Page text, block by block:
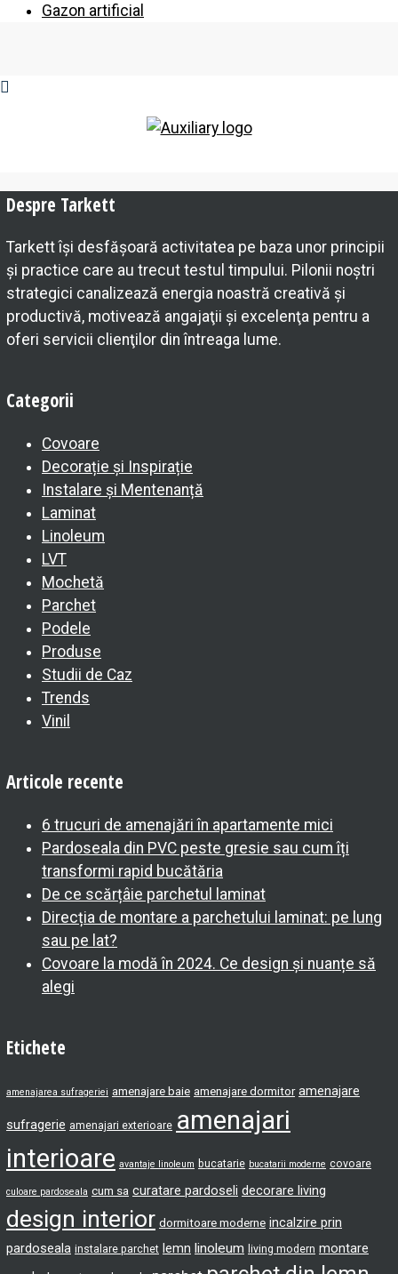
Gazon artificial
Despre Tarkett
Tarkett îşi desfăşoară activitatea pe baza unor principii
şi practice care au trecut testul timpului. Pilonii noştri
strategici canalizează energia noastră creativă şi
productivă, motivează angajaţii şi excelenţa pentru a
oferi servicii clienţilor din întreaga lume.
Categorii
Covoare
Decorație și Inspirație
Instalare și Mentenanță
Laminat
Linoleum
LVT
Mochetă
Parchet
Podele
Produse
Studii de Caz
Trends
Vinil
Articole recente
6 trucuri de amenajări în apartamente mici
Pardoseala din PVC peste gresie sau cum îți
transformi rapid bucătăria
De ce scărțâie parchetul laminat
Direcția de montare a parchetului laminat: pe lung
sau pe lat?
Covoare la modă în 2024. Ce design și nuanțe să
alegi
Etichete
amenajarea sufrageriei amenajare baie amenajare dormitor amenajare
sufragerie amenajari exterioare amenajari
interioare avantaje linoleum bucatarie bucatarii moderne covoare
culoare pardoseala cum sa curatare pardoseli decorare living
design interior dormitoare moderne incalzire prin
pardoseala instalare parchet lemn linoleum living modern montare